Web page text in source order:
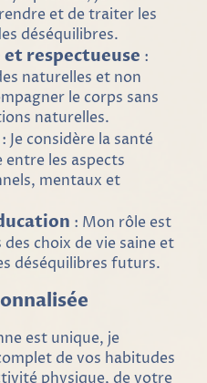
et de traiter les
déséquilibres.
respectueuse :
naturelles et non
le corps sans
naturelles.
: Je considère la santé
les aspects
mentaux et
: Mon rôle est
choix de vie saine et
déséquilibres futurs.
est unique, je
de vos habitudes
physique, de votre